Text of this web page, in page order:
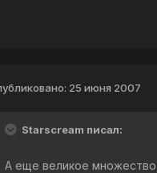
25 июня 2007
Starscream писал:
А еще великое множество